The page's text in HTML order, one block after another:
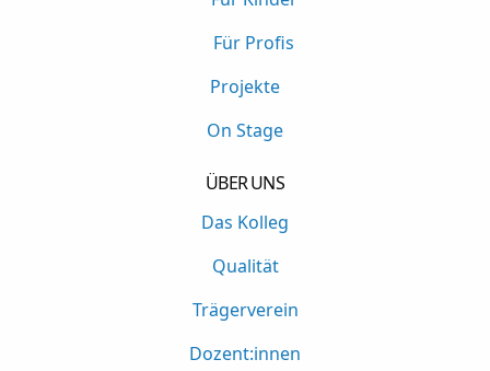
Für Profis
Projekte
On Stage
ÜBER UNS
Das Kolleg
Qualität
Trägerverein
Dozent:innen